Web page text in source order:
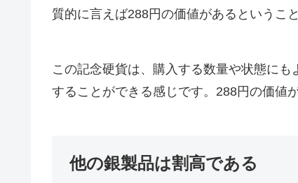
質的に言えば288円の価値があるというこ
この記念硬貨は、購入する数量や状態に
することができる感じです。288円の価値
他の銀製品は割高である